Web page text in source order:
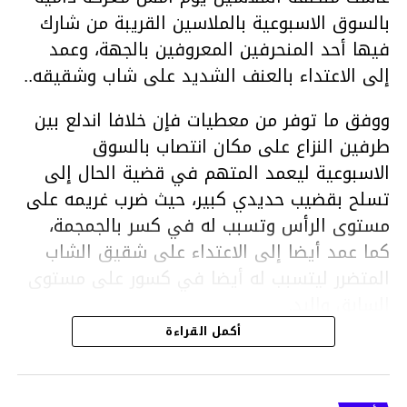
بالسوق الاسبوعية بالملاسين القريبة من شارك
فيها أحد المنحرفين المعروفين بالجهة، وعمد
إلى الاعتداء بالعنف الشديد على شاب وشقيقه..
ووفق ما توفر من معطيات فإن خلافا اندلع بين
طرفين النزاع على مكان انتصاب بالسوق
الاسبوعية ليعمد المتهم في قضية الحال إلى
تسلح بقضيب حديدي كبير، حيث ضرب غريمه على
مستوى الرأس وتسبب له في كسر بالجمجمة،
كما عمد أيضا إلى الاعتداء على شقيق الشاب
المتضرر ليتسبب له أيضا في كسور على مستوى
هذا وقد تمكن أعوان مركز الأمن الوطني بحي
هلال في توقيت قياسي من محاصرة المشتبه به
والقبض عليه وإحالته على التحقيق في خصوص
أكمل القراءة